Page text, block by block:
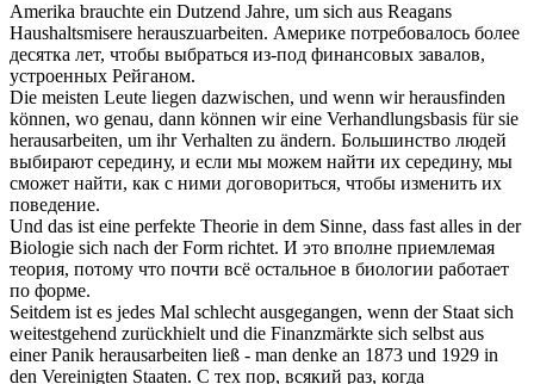
Amerika brauchte ein Dutzend Jahre, um sich aus Reagans
Haushaltsmisere herauszuarbeiten. Америке потребовалось более
десятка лет, чтобы выбраться из-под финансовых завалов,
устроенных Рейганом.
Die meisten Leute liegen dazwischen, und wenn wir herausfinden
können, wo genau, dann können wir eine Verhandlungsbasis für sie
herausarbeiten, um ihr Verhalten zu ändern. Большинство людей
выбирают середину, и если мы можем найти их середину, мы
сможет найти, как с ними договориться, чтобы изменить их
поведение.
Und das ist eine perfekte Theorie in dem Sinne, dass fast alles in der
Biologie sich nach der Form richtet. И это вполне приемлемая
теория, потому что почти всё остальное в биологии работает
по форме.
Seitdem ist es jedes Mal schlecht ausgegangen, wenn der Staat sich
weitestgehend zurückhielt und die Finanzmärkte sich selbst aus
einer Panik herausarbeiten ließ - man denke an 1873 und 1929 in
den Vereinigten Staaten. С тех пор, всякий раз, когда